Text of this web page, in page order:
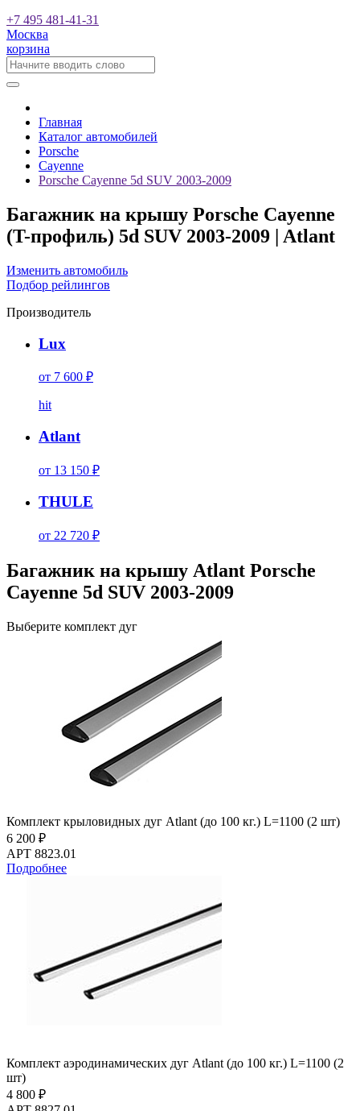
+7 495 481-41-31
Москва
корзина
Главная
Каталог автомобилей
Porsche
Cayenne
Porsche Cayenne 5d SUV 2003-2009
Багажник на крышу Porsche Cayenne
(T-профиль) 5d SUV 2003-2009 | Atlant
Изменить автомобиль
Подбор рейлингов
Производитель
Lux
от 7 600 ₽
hit
Atlant
от 13 150 ₽
THULE
от 22 720 ₽
Багажник на крышу Atlant Porsche
Cayenne 5d SUV 2003-2009
Выберите комплект дуг
Комплект крыловидных дуг Atlant (до 100 кг.) L=1100 (2 шт)
6 200 ₽
АРТ 8823.01
Подробнее
Комплект аэродинамических дуг Atlant (до 100 кг.) L=1100 (2
шт)
4 800 ₽